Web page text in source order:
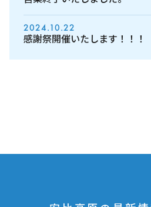
2024.10.22
感謝祭開催いたします！！！